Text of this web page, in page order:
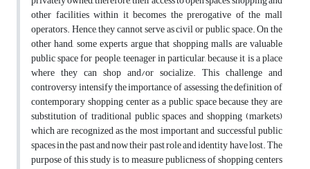
other facilities within it becomes the prerogative of the mall
operators. Hence, they cannot serve as civil or public space. On the
other hand, some experts argue that shopping malls are valuable
public space for people, teenager in particular, because it is a place
where they can shop and/or socialize. This challenge and
controversy intensify the importance of assessing the definition of
contemporary shopping center as a public space because they are
substitution of traditional public spaces and shopping (markets)
which are recognized as the most important and successful public
spaces in the past and now their past role and identity have lost. The
purpose of this study is to measure publicness of shopping centers